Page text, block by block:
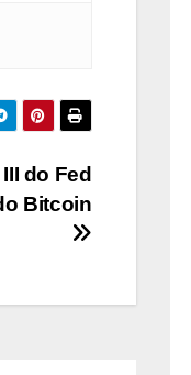
do Fed
Bitcoin